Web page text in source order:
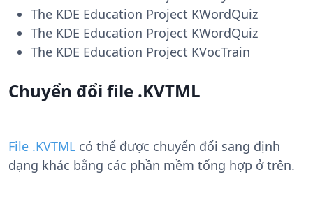
The KDE Education Project KWordQuiz
The KDE Education Project KWordQuiz
The KDE Education Project KVocTrain
Chuyển đổi file .KVTML
File .KVTML có thể được chuyển đổi sang định
dạng khác bằng các phần mềm tổng hợp ở trên.